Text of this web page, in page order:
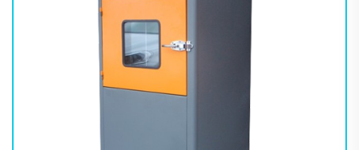
符合标准GB31241-2014、GB/T 8897.4-2008、YD/T 2344.1-
2011、GB/T 21966-2008、MT/T 1051-2007、YD 1268-2003、